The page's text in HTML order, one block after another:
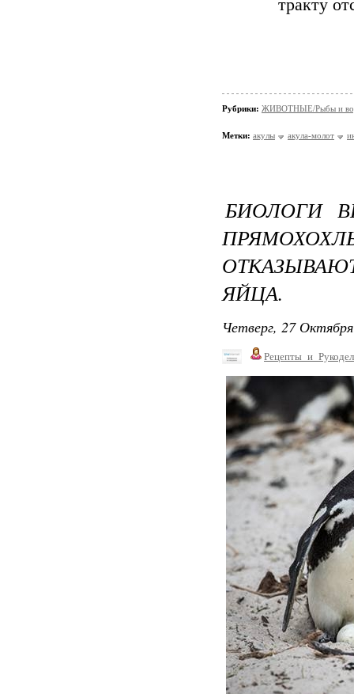
тракту
Рубрики: ЖИВОТНЫЕ/Рыбы и
Метки: акулы акула-молот
БИОЛОГИ
ЯЙЦА.
Четверг, 27